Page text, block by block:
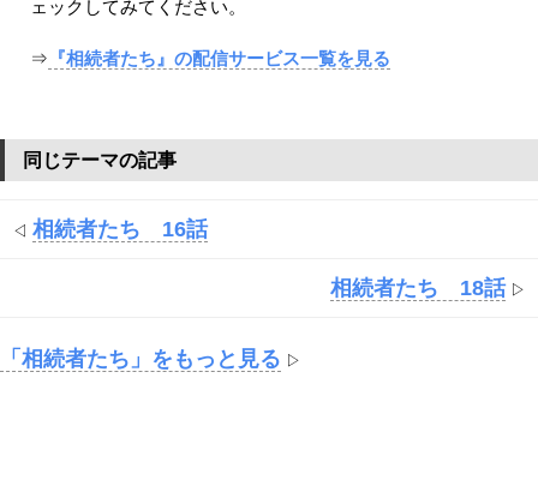
ェックしてみてください。
⇒ 『相続者たち』の配信サービス一覧を見る
同じテーマの記事
◁ 相続者たち 16話
相続者たち 18話▷
「相続者たち」をもっと見る ▷